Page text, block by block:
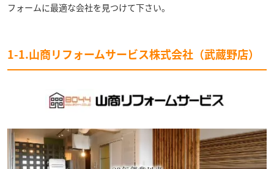
フォームに最適な会社を見つけて下さい。
1-1.山商リフォームサービス株式会社（武蔵野店）